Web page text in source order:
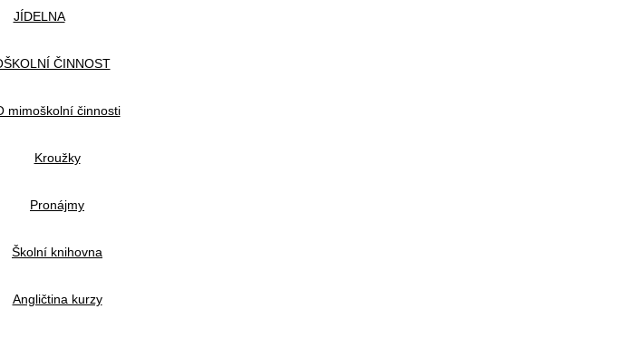
JÍDELNA
ČINNOST
mimoškolní činnosti
Kroužky
Pronájmy
Školní knihovna
Angličtina kurzy